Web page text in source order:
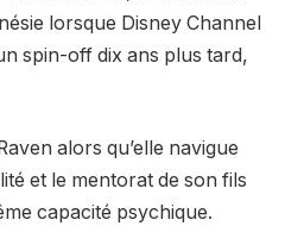
lorsque Disney Channel
spin-off dix ans plus tard,
alors qu’elle navigue
et le mentorat de son fils
capacité psychique.